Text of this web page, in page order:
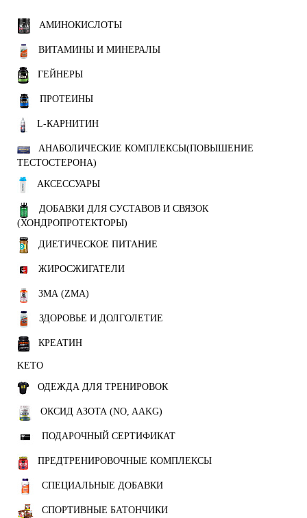
АМИНОКИСЛОТЫ
ВИТАМИНЫ И МИНЕРАЛЫ
ГЕЙНЕРЫ
ПРОТЕИНЫ
L-КАРНИТИН
АНАБОЛИЧЕСКИЕ КОМПЛЕКСЫ(ПОВЫШЕНИЕ
ТЕСТОСТЕРОНА)
АКСЕССУАРЫ
ДОБАВКИ ДЛЯ СУСТАВОВ И СВЯЗОК
(ХОНДРОПРОТЕКТОРЫ)
ДИЕТИЧЕСКОЕ ПИТАНИЕ
ЖИРОСЖИГАТЕЛИ
ЗМА (ZMA)
ЗДОРОВЬЕ И ДОЛГОЛЕТИЕ
КРЕАТИН
KETO
ОДЕЖДА ДЛЯ ТРЕНИРОВОК
ОКСИД АЗОТА (NO, AAKG)
ПОДАРОЧНЫЙ СЕРТИФИКАТ
ПРЕДТРЕНИРОВОЧНЫЕ КОМПЛЕКСЫ
СПЕЦИАЛЬНЫЕ ДОБАВКИ
СПОРТИВНЫЕ БАТОНЧИКИ